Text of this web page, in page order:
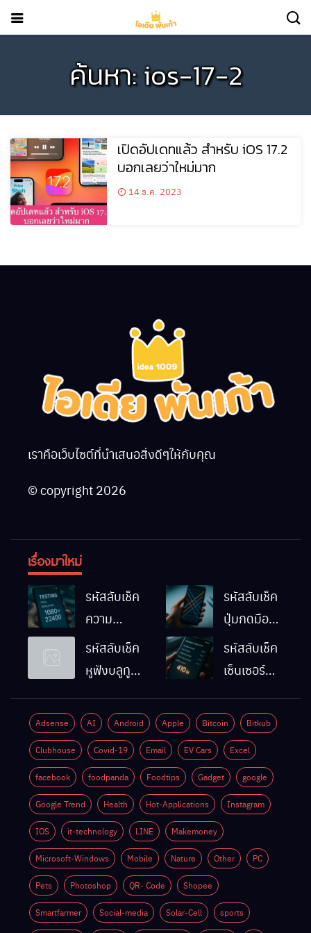
ค้นหา: ios-17-2
เปิดอัปเดทแล้ว สำหรับ iOS 17.2
บอกเลยว่าใหม่มาก
14 ธ.ค. 2023
เราคือเว็บไซต์ที่นำเสนอสิ่งดีๆให้กับคุณ
© copyright 2026
เรื่องมาใหม่
รหัสลับเช็ค
ความ
ละเอียดหน้า
จอมือถือ
รหัสลับเช็ค
ปุ่มกดมือถือ
Android
ทำงานปกติ
รหัสลับเช็ค
หูฟังบลูทูธ
Android
ด้วยตัวเอง
รหัสลับเช็ค
เซ็นเซอร์
Android
ทำงานปกติ
ไหม
Adsense AI Android Apple Bitcoin Bitkub
Clubhouse Covid-19 Email EV Cars Excel
facebook foodpanda Foodtips Gadget google
Google Trend Health Hot-Applications Instagram
IOS it-technology LINE Makemoney
Microsoft-Windows Mobile Nature Other PC
Pets Photoshop QR- Code Shopee
Smartfarmer Social-media Solar-Cell sports